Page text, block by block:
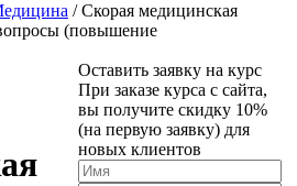
/ Скорая медицинская
(повышение
Оставить заявку на курс
При заказе курса с сайта,
вы получите скидку 10%
(на первую заявку) для
новых клиентов